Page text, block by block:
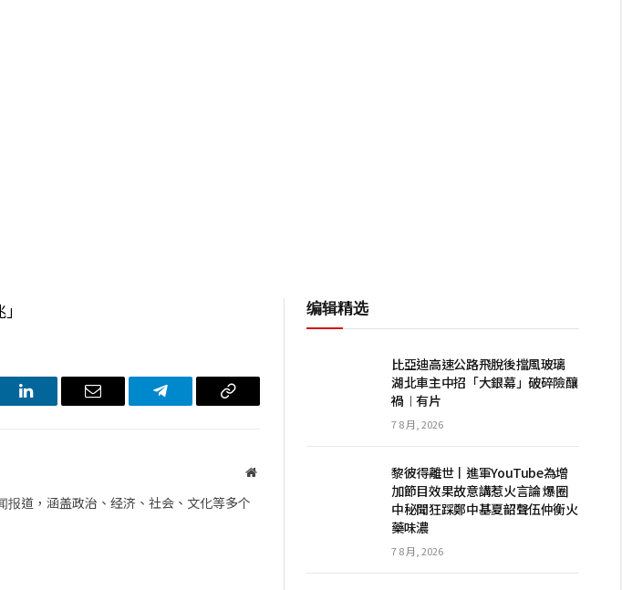
LinkedIn 电
Telegram 复
网
道，涵盖政治、经济、社会、文化等多个
编辑精选
比亞迪高速公路飛脫後擋風玻璃
湖北車主中招「大銀幕」破碎險釀
禍︱有片
7 8 月, 2026
黎彼得離世丨進軍YouTube為增
加節目效果故意講惹火言論 爆圈
中秘聞狂踩鄭中基夏韶聲伍仲衡火
藥味濃
7 8 月, 2026